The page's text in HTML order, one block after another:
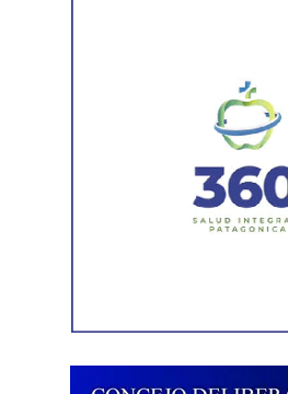
Durante el procedimiento, el
correspondiente para acreditar su
denunciado como robado